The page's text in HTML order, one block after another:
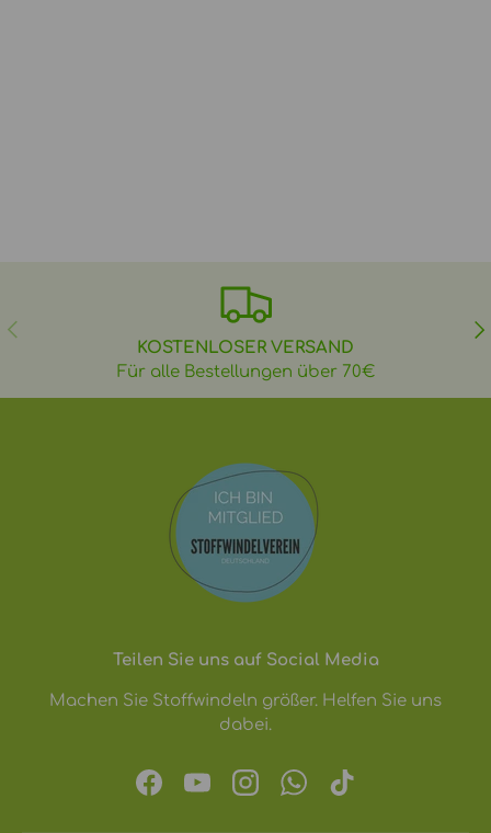
VORHERIGE
KOSTENLOSER VERSAND
Für alle Bestellungen über 70€
Teilen Sie uns auf Social Media
Machen Sie Stoffwindeln größer. Helfen Sie uns
dabei.
FacebookYouTubeInstagramWhatsApp
TikTok